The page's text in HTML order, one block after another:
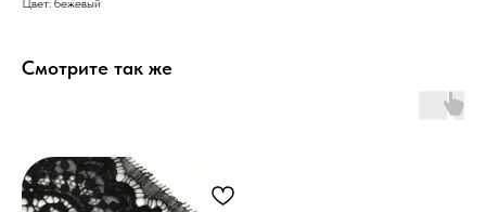
Цвет: бежевый
Смотрите так же